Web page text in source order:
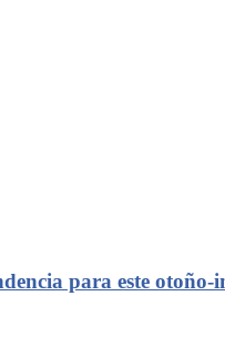
para este otoño-